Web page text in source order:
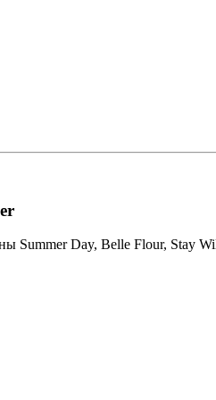
Summer Day, Belle Flour, Stay